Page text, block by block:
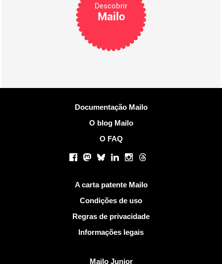
Descobrir
Mailo
Documentação Mailo
O blog Mailo
O FAQ
Facebook
Mastodon
BlueskyLinkedInInstagram
Threads
A carta patente Mailo
Condições de uso
Regras de privacidade
Informações legais
Mailo Junior